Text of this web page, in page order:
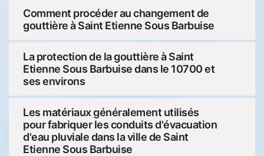
Comment procéder au changement de
gouttière à Saint Etienne Sous Barbuise
La protection de la gouttière à Saint
Etienne Sous Barbuise dans le 10700 et
ses environs
Les matériaux généralement utilisés
pour fabriquer les conduits d'évacuation
d'eau pluviale dans la ville de Saint
Etienne Sous Barbuise